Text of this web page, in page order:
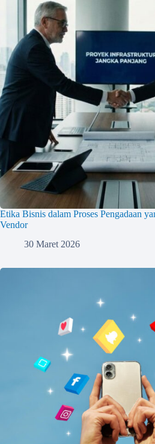
Etika Bisnis dalam Proses Pengadaan
Vendor
30 Maret 2026